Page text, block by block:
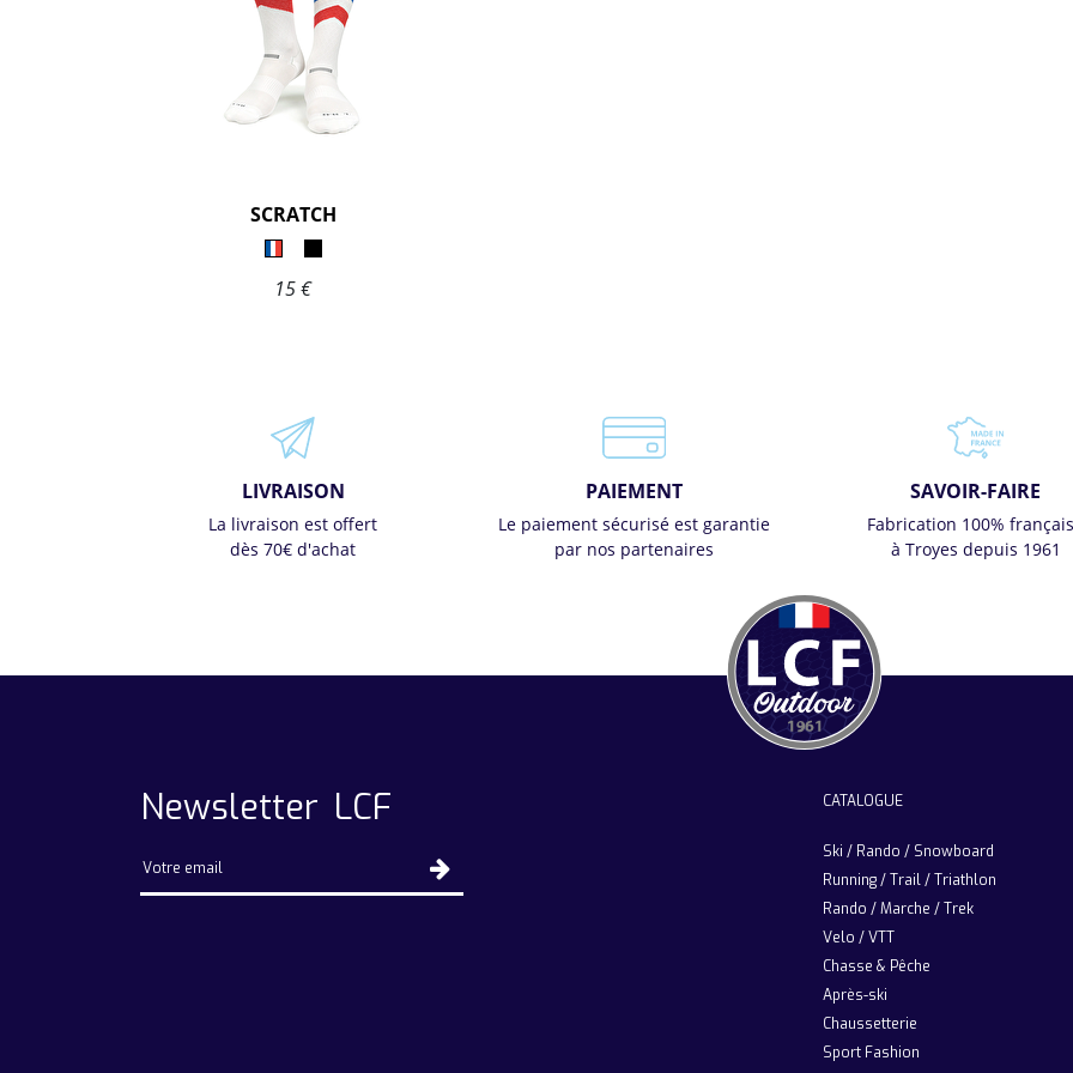
SCRATCH
15 €
LIVRAISON
La livraison est offert
dès 70€ d'achat
PAIEMENT
Le paiement sécurisé est garantie
par nos partenaires
SAVOIR-FAIRE
Fabrication 100%
à Troyes depuis 1961
Newsletter LCF CATALOGUE
Ski / Rando / Snowboard
Running / Trail / Triathlon
Rando / Marche / Trek
Velo / VTT
Chasse & Pêche
Après-ski
Chaussetterie
Sport Fashion